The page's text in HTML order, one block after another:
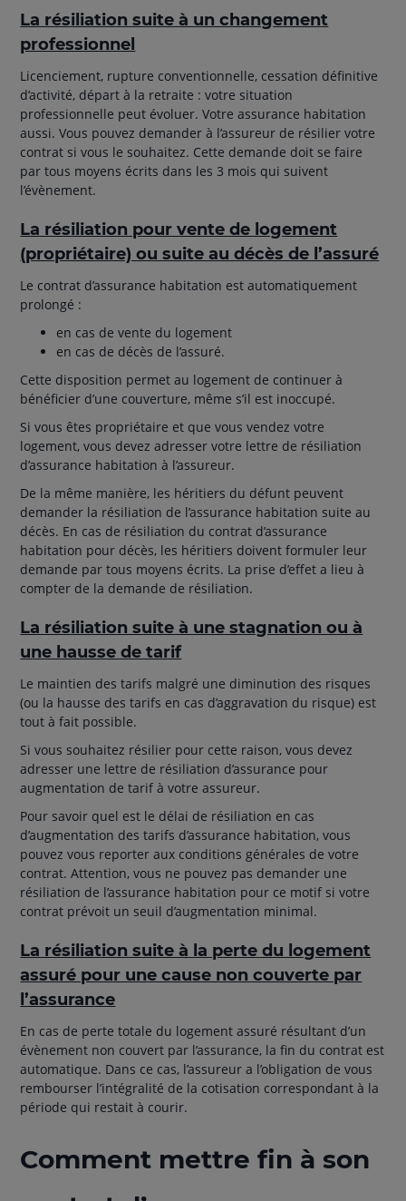
La résiliation suite à un changement
professionnel
Licenciement, rupture conventionnelle, cessation définitive
d’activité, départ à la retraite : votre situation
professionnelle peut évoluer. Votre assurance habitation
aussi. Vous pouvez demander à l’assureur de résilier votre
contrat si vous le souhaitez. Cette demande doit se faire
par tous moyens écrits dans les 3 mois qui suivent
l’évènement.
La résiliation pour vente de logement
(propriétaire) ou suite au décès de l’assuré
Le contrat d’assurance habitation est automatiquement
prolongé :
en cas de vente du logement
en cas de décès de l’assuré.
Cette disposition permet au logement de continuer à
bénéficier d’une couverture, même s’il est inoccupé.
Si vous êtes propriétaire et que vous vendez votre
logement, vous devez adresser votre lettre de résiliation
d’assurance habitation à l’assureur.
De la même manière, les héritiers du défunt peuvent
demander la résiliation de l’assurance habitation suite au
décès. En cas de résiliation du contrat d’assurance
habitation pour décès, les héritiers doivent formuler leur
demande par tous moyens écrits. La prise d’effet a lieu à
compter de la demande de résiliation.
La résiliation suite à une stagnation ou à
une hausse de tarif
Le maintien des tarifs malgré une diminution des risques
(ou la hausse des tarifs en cas d’aggravation du risque) est
tout à fait possible.
Si vous souhaitez résilier pour cette raison, vous devez
adresser une lettre de résiliation d’assurance pour
augmentation de tarif à votre assureur.
Pour savoir quel est le délai de résiliation en cas
d’augmentation des tarifs d’assurance habitation, vous
pouvez vous reporter aux conditions générales de votre
contrat. Attention, vous ne pouvez pas demander une
résiliation de l’assurance habitation pour ce motif si votre
contrat prévoit un seuil d’augmentation minimal.
La résiliation suite à la perte du logement
assuré pour une cause non couverte par
l’assurance
En cas de perte totale du logement assuré résultant d’un
évènement non couvert par l’assurance, la fin du contrat est
automatique. Dans ce cas, l’assureur a l’obligation de vous
rembourser l’intégralité de la cotisation correspondant à la
période qui restait à courir.
Comment mettre fin à son